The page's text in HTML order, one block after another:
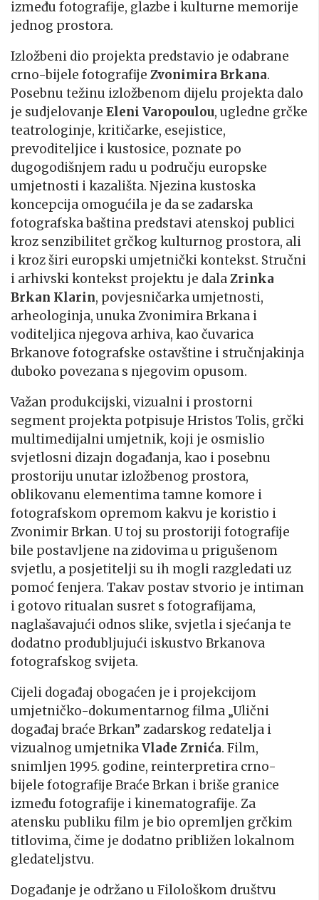
između fotografije, glazbe i kulturne memorije
jednog prostora.
Izložbeni dio projekta predstavio je odabrane
crno-bijele fotografije Zvonimira Brkana.
Posebnu težinu izložbenom dijelu projekta dalo
je sudjelovanje Eleni Varopoulou, ugledne grčke
teatrologinje, kritičarke, esejistice,
prevoditeljice i kustosice, poznate po
dugogodišnjem radu u području europske
umjetnosti i kazališta. Njezina kustoska
koncepcija omogućila je da se zadarska
fotografska baština predstavi atenskoj publici
kroz senzibilitet grčkog kulturnog prostora, ali
i kroz širi europski umjetnički kontekst. Stručni
i arhivski kontekst projektu je dalaZrinka
Brkan Klarin, povjesničarka umjetnosti,
arheologinja, unuka Zvonimira Brkana i
voditeljica njegova arhiva, kao čuvarica
Brkanove fotografske ostavštine i stručnjakinja
duboko povezana s njegovim opusom.
Važan produkcijski, vizualni i prostorni
segment projekta potpisuje Hristos Tolis, grčki
multimedijalni umjetnik, koji je osmislio
svjetlosni dizajn događanja, kao i posebnu
prostoriju unutar izložbenog prostora,
oblikovanu elementima tamne komore i
fotografskom opremom kakvu je koristio i
Zvonimir Brkan. U toj su prostoriji fotografije
bile postavljene na zidovima u prigušenom
svjetlu, a posjetitelji su ih mogli razgledati uz
pomoć fenjera. Takav postav stvorio je intiman
i gotovo ritualan susret s fotografijama,
naglašavajući odnos slike, svjetla i sjećanja te
dodatno produbljujući iskustvo Brkanova
fotografskog svijeta.
Cijeli događaj obogaćen je i projekcijom
umjetničko-dokumentarnog filma „Ulični
događaj braće Brkan” zadarskog redatelja i
vizualnog umjetnikaVlade Zrnića. Film,
snimljen 1995. godine, reinterpretira crno-
bijele fotografije Braće Brkan i briše granice
između fotografije i kinematografije. Za
atensku publiku film je bio opremljen grčkim
titlovima, čime je dodatno približen lokalnom
gledateljstvu.
Događanje je održano u Filološkom društvu